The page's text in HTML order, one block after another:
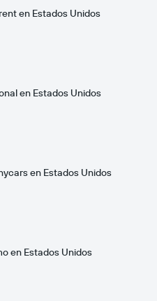
en Estados Unidos
en Estados Unidos
en Estados Unidos
en Estados Unidos